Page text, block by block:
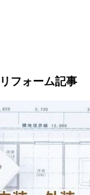
リフォーム記事